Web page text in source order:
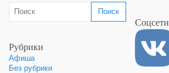
Рубрики
Афиша
Без рубрики
Соцсети